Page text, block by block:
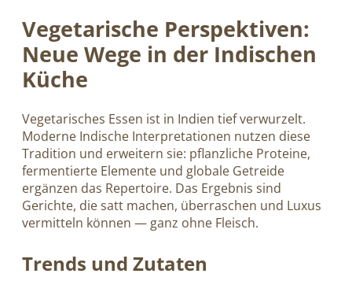
Vegetarische Perspektiven:
Neue Wege in der Indischen
Küche
Vegetarisches Essen ist in Indien tief verwurzelt.
Moderne Indische Interpretationen nutzen diese
Tradition und erweitern sie: pflanzliche Proteine,
fermentierte Elemente und globale Getreide
ergänzen das Repertoire. Das Ergebnis sind
Gerichte, die satt machen, überraschen und Luxus
vermitteln können — ganz ohne Fleisch.
Trends und Zutaten